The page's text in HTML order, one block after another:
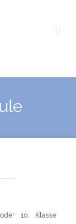
10. Klasse